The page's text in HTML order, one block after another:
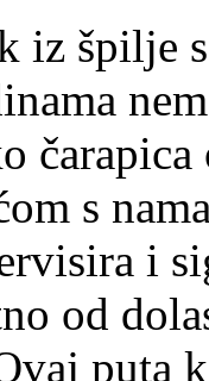
iz špilje
s
i
od
puta